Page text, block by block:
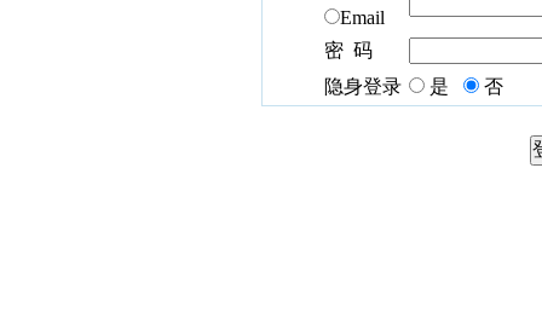
Email
密 码
隐身登录
是 否